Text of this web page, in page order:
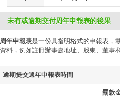
未有或逾期交付周年申報表的後果
周年申報表是一份具指明格式的申報表，
資料，例如註冊辦事處地址、股東、董事
逾期提交週年申報表時間
罰款